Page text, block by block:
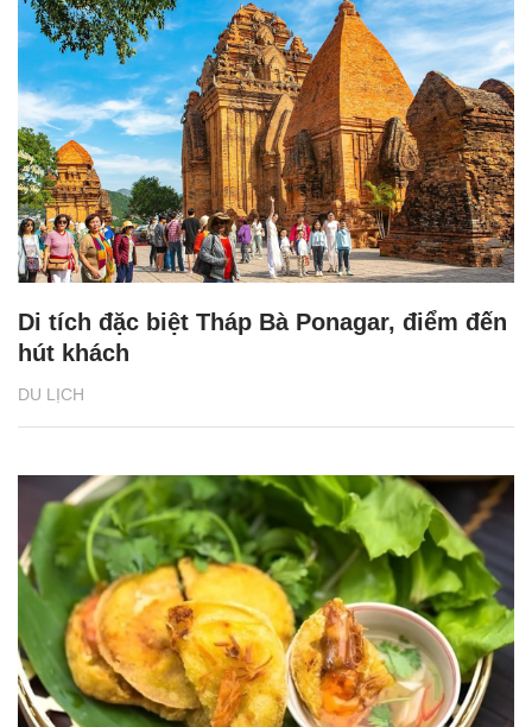
DU LỊCH
Di tích đặc biệt Tháp Bà Ponagar, điểm đến
hút khách